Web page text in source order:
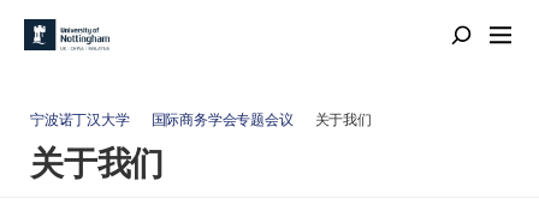
宁波诺丁汉大学 国际商务学会专题会议 关于我们
关于我们